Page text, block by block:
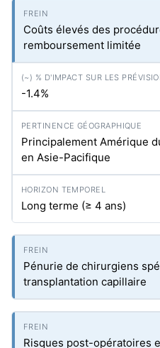
Coûts élevés des
remboursement limitée
-1.4%
Principalement Amérique
en Asie-Pacifique
Long terme (≥ 4 ans)
Pénurie de chirurgiens
transplantation capillaire
Risques post-opératoires